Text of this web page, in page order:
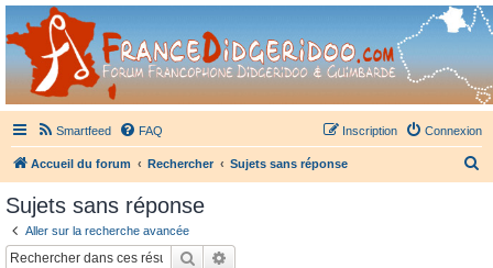
France Didgeridoo
Didgeridoo et Guimbarde sur France Didgeridoo - retrouvez la communauté.
Smartfeed FAQ Connexion
Inscription
Accueil du forum Rechercher Sujets sans réponse
Sujets sans réponse
Aller sur la recherche avancée
Rechercher